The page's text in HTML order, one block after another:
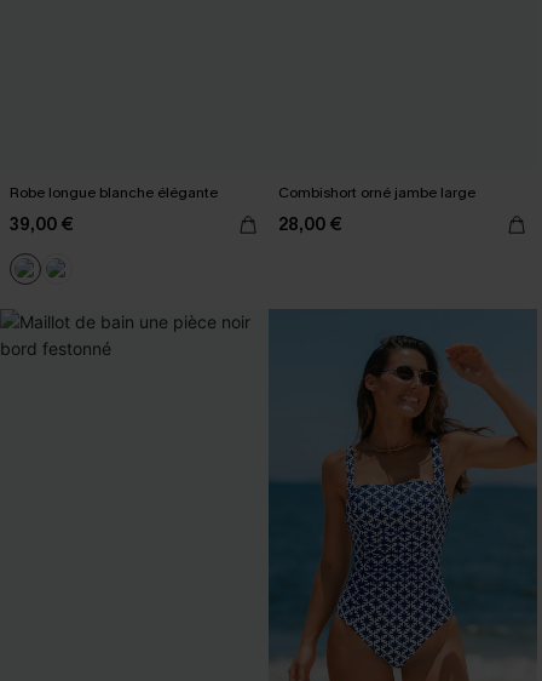
Robe longue blanche élégante
39,00 €
Combishort orné jambe large
28,00 €